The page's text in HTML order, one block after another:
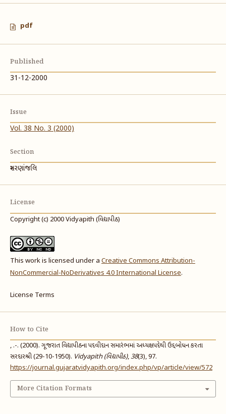
pdf
Published
31-12-2000
Issue
Vol. 38 No. 3 (2000)
Section
સ્મરણાંજલિ
License
Copyright (c) 2000 Vidyapith (વિદ્યાપીઠ)
This work is licensed under a Creative Commons Attribution-
NonCommercial-NoDerivatives 4.0 International License.
License Terms
How to Cite
, .-. (2000). ગૂજરાત વિદ્યાપીઠના પદવીદાન સમારંભમાં અધ્યક્ષપદેથી ઉદ્દબોધન કરતા
સરદારશ્રી (29-10-1950). Vidyapith (વિદ્યાપીઠ),38(3), 97.
https://journal.gujaratvidyapith.org/index.php/vp/article/view/572
More Citation Formats